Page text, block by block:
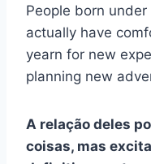
People born under
actually have
yearn for new
planning new
A relação deles
coisas, mas